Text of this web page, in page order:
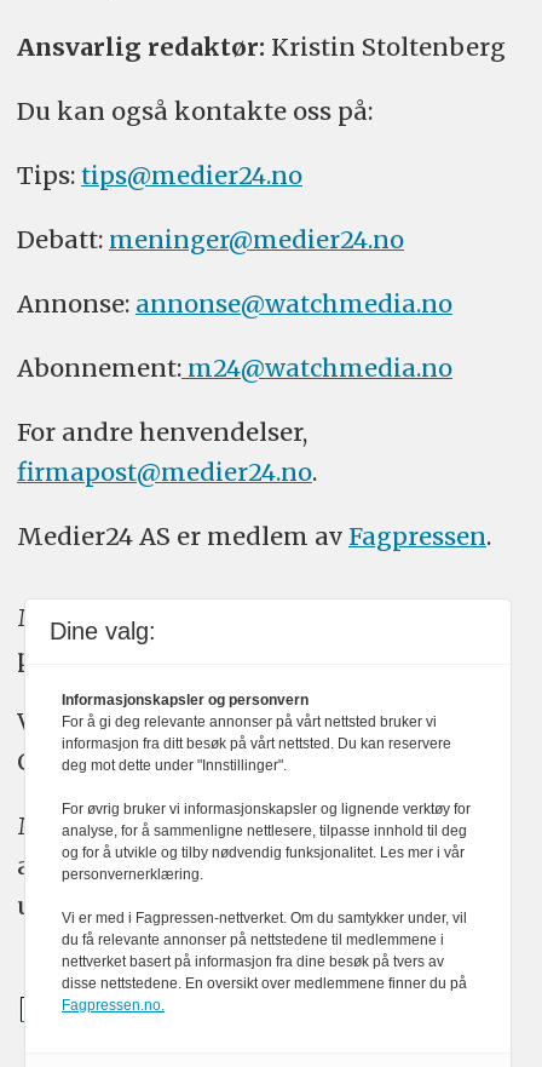
Ansvarlig redaktør: Kristin Stoltenberg
Du kan også kontakte oss på:
Tips: tips@medier24.no
Debatt: meninger@medier24.no
Annonse: annonse@watchmedia.no
Abonnement:m24@watchmedia.no
For andre henvendelser,
firmapost@medier24.no.
Medier24 AS er medlem av Fagpressen.
Medier24 arbeider etter Vær Varsom-
plakatens regler for god presseskikk.
Vi bruker KI-verktøy som ChatGPT,
Claude, og Gemini i journalistikken vår.
Medier24s redaksjon har alltid det fulle
ansvar for publisert innhold, med eller
uten bruk av kunstig intelligens.
Dine valg:
Informasjonskapsler og personvern
For å gi deg relevante annonser på vårt nettsted bruker vi
informasjon fra ditt besøk på vårt nettsted. Du kan reservere
deg mot dette under "Innstillinger".
For øvrig bruker vi informasjonskapsler og lignende verktøy for
analyse, for å sammenligne nettlesere, tilpasse innhold til deg
og for å utvikle og tilby nødvendig funksjonalitet. Les mer i vår
personvernerklæring.
Vi er med i Fagpressen-nettverket. Om du samtykker under, vil
du få relevante annonser på nettstedene til medlemmene i
nettverket basert på informasjon fra dine besøk på tvers av
disse nettstedene. En oversikt over medlemmene finner du på
Fagpressen.no.